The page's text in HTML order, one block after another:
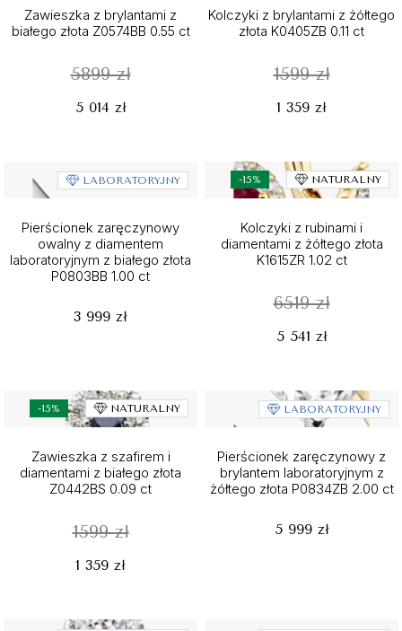
Zawieszka z brylantami z
białego złota Z0574BB 0.55 ct
5899 zł
5 014 zł
Kolczyki z brylantami z żółtego
złota K0405ZB 0.11 ct
1599 zł
1 359 zł
LABORATORYJNY
Pierścionek zaręczynowy
owalny z diamentem
laboratoryjnym z białego złota
P0803BB 1.00 ct
3 999 zł
-15% NATURALNY
Kolczyki z rubinami i
diamentami z żółtego złota
K1615ZR 1.02 ct
6519 zł
5 541 zł
-15% NATURALNY
Zawieszka z szafirem i
diamentami z białego złota
Z0442BS 0.09 ct
1599 zł
1 359 zł
LABORATORYJNY
Pierścionek zaręczynowy z
brylantem laboratoryjnym z
żółtego złota P0834ZB 2.00 ct
5 999 zł